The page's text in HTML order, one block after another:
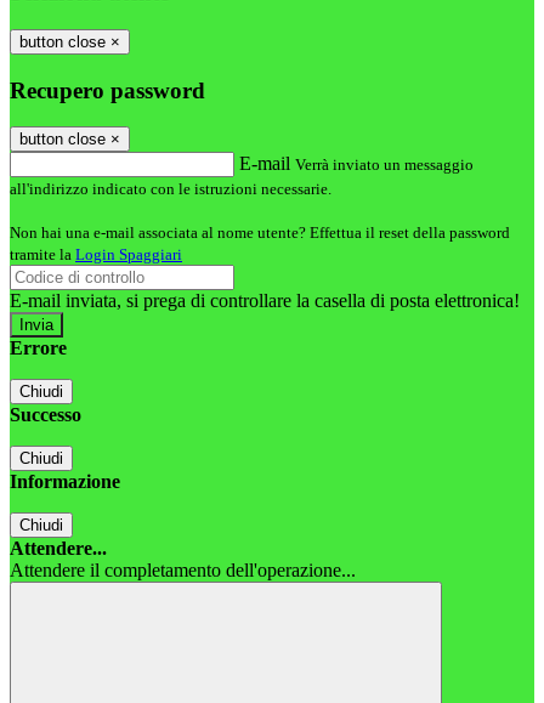
button close ×
Recupero password
button close ×
E-mail Verrà inviato un messaggio
all'indirizzo indicato con le istruzioni necessarie.
Non hai una e-mail associata al nome utente? Effettua il reset della password
tramite la Login Spaggiari
E-mail inviata, si prega di controllare la casella di posta elettronica!
Errore
Chiudi
Successo
Chiudi
Informazione
Chiudi
Attendere...
Attendere il completamento dell'operazione...